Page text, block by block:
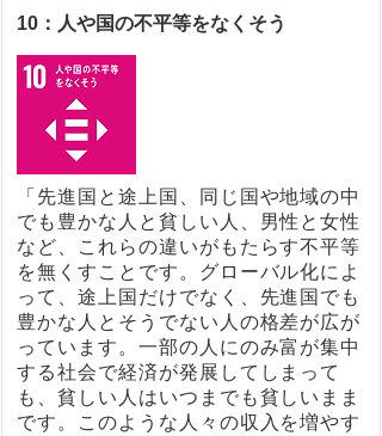
10：人や国の不平等をなくそう
「先進国と途上国、同じ国や地域の中
でも豊かな人と貧しい人、男性と女性
など、これらの違いがもたらす不平等
を無くすことです。グローバル化によ
って、途上国だけでなく、先進国でも
豊かな人とそうでない人の格差が広が
っています。一部の人にのみ富が集中
する社会で経済が発展してしまって
も、貧しい人はいつまでも貧しいまま
です。このような人々の収入を増やす